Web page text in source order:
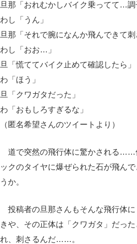
旦那「おれむかしバイク乗ってて…
わし「うん」
旦那「それで腕になんか飛んできて
わし「おお…」
旦「慌ててバイク止めて確認したら」
わ「ほう」
旦「クワガタだった」
わ「おもしろすぎるな」
（匿名希望さんのツイートより）
道で突然の飛行体に驚かされる……
ックのタイヤに爆ぜられた石が飛ん
うか。
投稿者の旦那さんもそんな飛行体
きや、その正体は「クワガタ」だっ
れ、刺さるんだ……。